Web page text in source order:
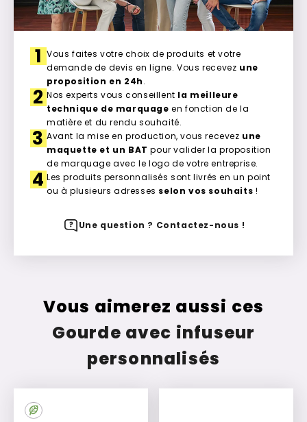
1 Vous faites votre choix de produits et votre
demande de devis en ligne. Vous recevez une
proposition en 24h.
2 Nos experts vous conseillent la meilleure
technique de marquage en fonction de la
matière et du rendu souhaité.
3 Avant la mise en production, vous recevez une
maquette et un BAT pour valider la proposition
de marquage avec le logo de votre entreprise.
4 Les produits personnalisés sont livrés en un point
ou à plusieurs adresses selon vos souhaits !
Une question ? Contactez-nous !
Vous aimerez aussi ces
Gourde avec infuseur
personnalisés
Culte